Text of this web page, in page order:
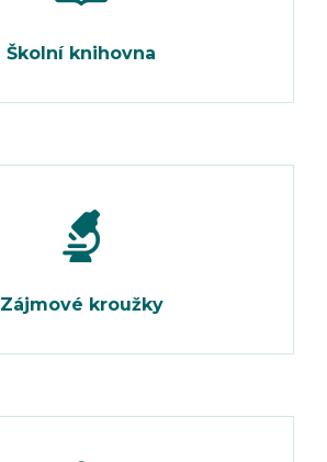
Školní knihovna
Zájmové kroužky